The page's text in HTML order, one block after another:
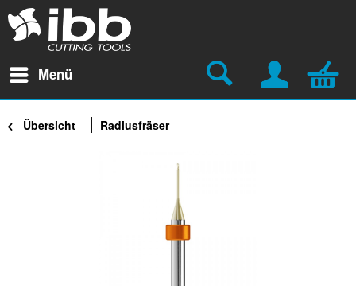
Menü
Übersicht Radiusfräser